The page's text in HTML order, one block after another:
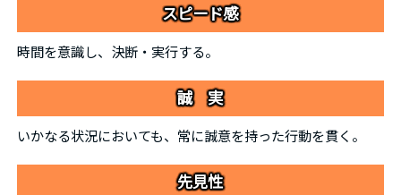
スピード感
時間を意識し、決断・実行する。
誠 実
いかなる状況においても、常に誠意を持った行動を貫く。
先見性